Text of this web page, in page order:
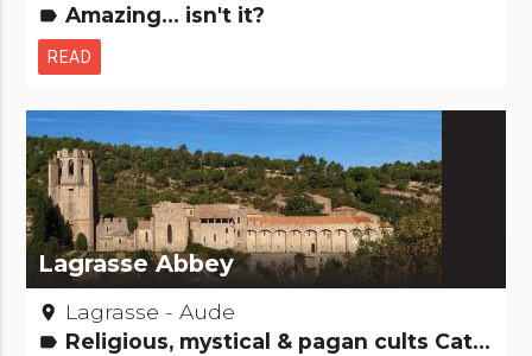
label Amazing... isn't it?
READ
Lagrasse Abbey
place Lagrasse - Aude
label Religious, mystical & pagan cults Cathar country